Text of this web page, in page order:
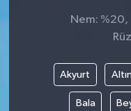
Nem: %20,
Akyurt
Bala